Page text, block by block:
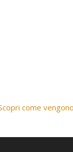
come